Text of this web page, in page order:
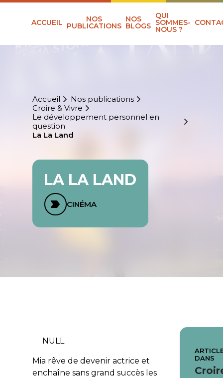
ACCUEIL NOS
PUBLICATIONS
NOS
BLOGS
QUI
SOMMES-
NOUS ?
Accueil
Nos publications
Croire & Vivre
Le développement personnel en
question
La La Land
LA LA LAND
CINÉMA
NULL
Mia rêve de devenir actrice et
enchaîne sans grand succès les
DANS